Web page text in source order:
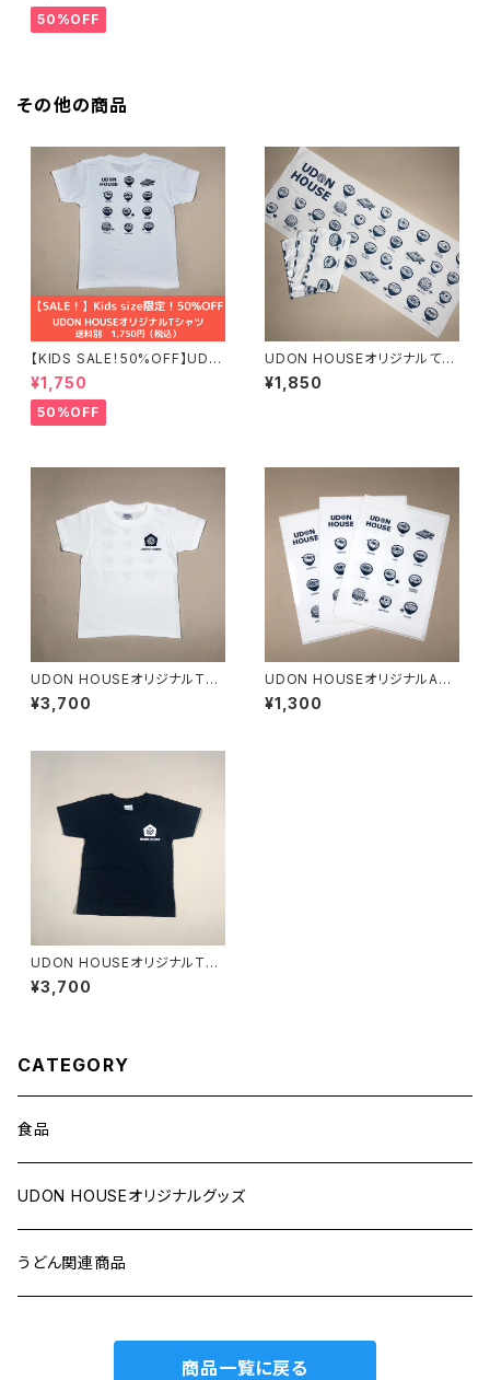
50%OFF
その他の商品
【KIDS SALE！50%OFF】UDO
N HOUSEオリジナルTシャツ
¥1,750
50%OFF
UDON HOUSEオリジナルてぬ
ぐい
¥1,850
UDON HOUSEオリジナルTシ
ャツ（白）
¥3,700
UDON HOUSEオリジナルA4
クリアファイル5枚セット
¥1,300
UDON HOUSEオリジナルTシ
ャツ（紺）
¥3,700
CATEGORY
食品
UDON HOUSEオリジナルグッズ
うどん関連商品
商品一覧に戻る